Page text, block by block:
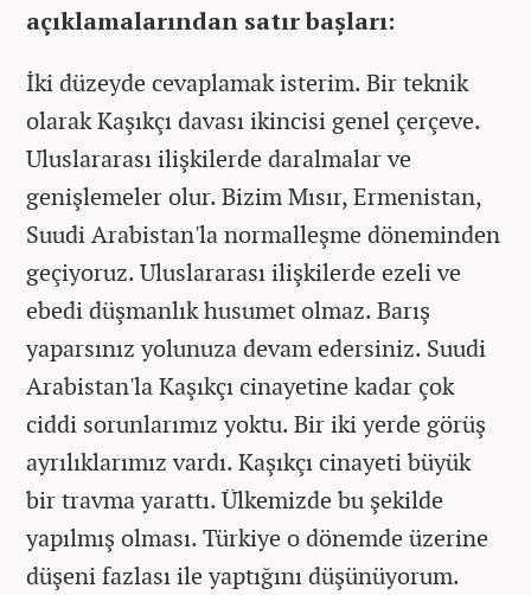
açıklamalarından satır başları:
İki düzeyde cevaplamak isterim. Bir teknik
olarak Kaşıkçı davası ikincisi genel çerçeve.
Uluslararası ilişkilerde daralmalar ve
genişlemeler olur. Bizim Mısır, Ermenistan,
Suudi Arabistan'la normalleşme döneminden
geçiyoruz. Uluslararası ilişkilerde ezeli ve
ebedi düşmanlık husumet olmaz. Barış
yaparsınız yolunuza devam edersiniz. Suudi
Arabistan'la Kaşıkçı cinayetine kadar çok
ciddi sorunlarımız yoktu. Bir iki yerde görüş
ayrılıklarımız vardı. Kaşıkçı cinayeti büyük
bir travma yarattı. Ülkemizde bu şekilde
yapılmış olması. Türkiye o dönemde üzerine
düşeni fazlası ile yaptığını düşünüyorum.